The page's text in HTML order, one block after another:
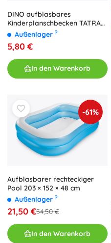
DINO aufblasbares
Kinderplanschbecken TATRA
60 cm
Außenlager ?
5,80 €
In den Warenkorb
-61%
Aufblasbarer rechteckiger
Pool 203 × 152 × 48 cm
Außenlager ?
21,50 €54,50 €
In den Warenkorb